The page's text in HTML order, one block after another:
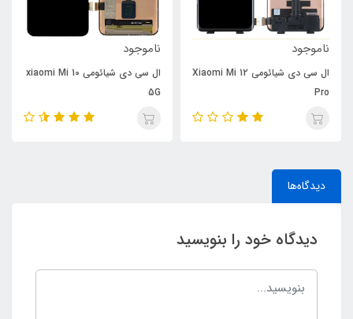
ناموجود
ال سی دی شیائومی Xiaomi Mi 12
Pro
ناموجود
ال سی دی شیائومی xiaomi Mi 10
5G
دیدگاه‌ها
دیدگاه خود را بنویسید